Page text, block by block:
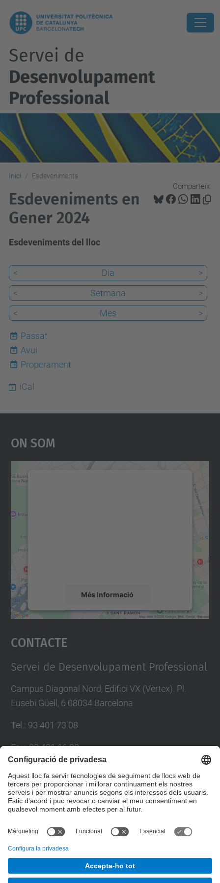
Servei de
Desenvolupament
Professional
Inici Esdeveniments
Comparteix:
Esdeveniments en
Gener 2024
Esdeveniments del lloc
< Dia
>
<
Setmana
>
<
Mes >
Passat
6
Avui
Properament
iCal
On Som
Més Informació
Accepta
powered by
Contacte
Servei de Desenvolupament Professional
Campus Diagonal Nord, Edifici VX (Vèrtex). Pl.
Eusebi Güell, 6 08034 Barcelona
Tel. : 93 401 73 08
Fax:93 401 16 22
Directori UPC
Formulari de contacte
Servei de Desenvolupament Professional. SDP.